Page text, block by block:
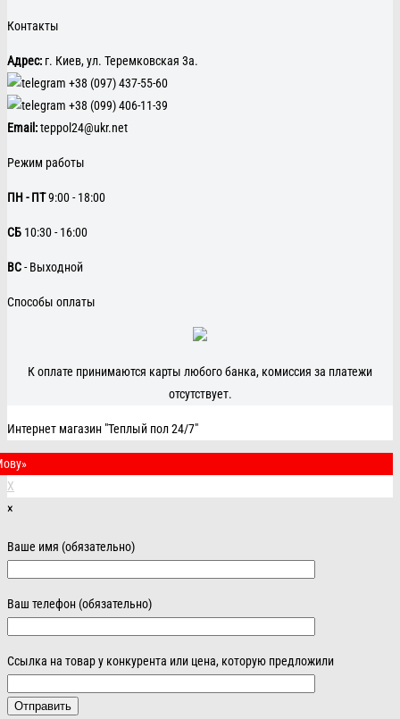
Контакты
Адрес: г. Киев, ул. Теремковская 3а.
+38 (097) 437-55-60
+38 (099) 406-11-39
Email:teppol24@ukr.net
Режим работы
ПН - ПТ9:00 - 18:00
CБ 10:30 - 16:00
ВС- Выходной
Способы оплаты
К оплате принимаются карты любого банка, комиссия за платежи
отсутствует.
Интернет магазин "Теплый пол 24/7"
X
×
Ваше имя (обязательно)
Ваш телефон (обязательно)
Ссылка на товар у конкурента или цена, которую предложили